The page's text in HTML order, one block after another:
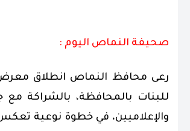
صحيفة النماص اليوم :
رعى محافظ النماص انطلاق معرض
للبنات بالمحافظة، بالشراكة
والإعلاميين، في خطوة نوعية